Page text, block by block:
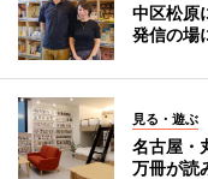
中区松原
発信の場
見る・遊ぶ
名古屋・
万冊が読